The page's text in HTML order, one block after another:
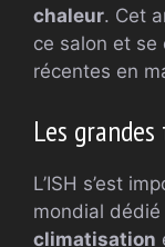
chaleur. Cet
ce salon et se
récentes en
Les
L’ISH s’est
mondial dédié
climatisation